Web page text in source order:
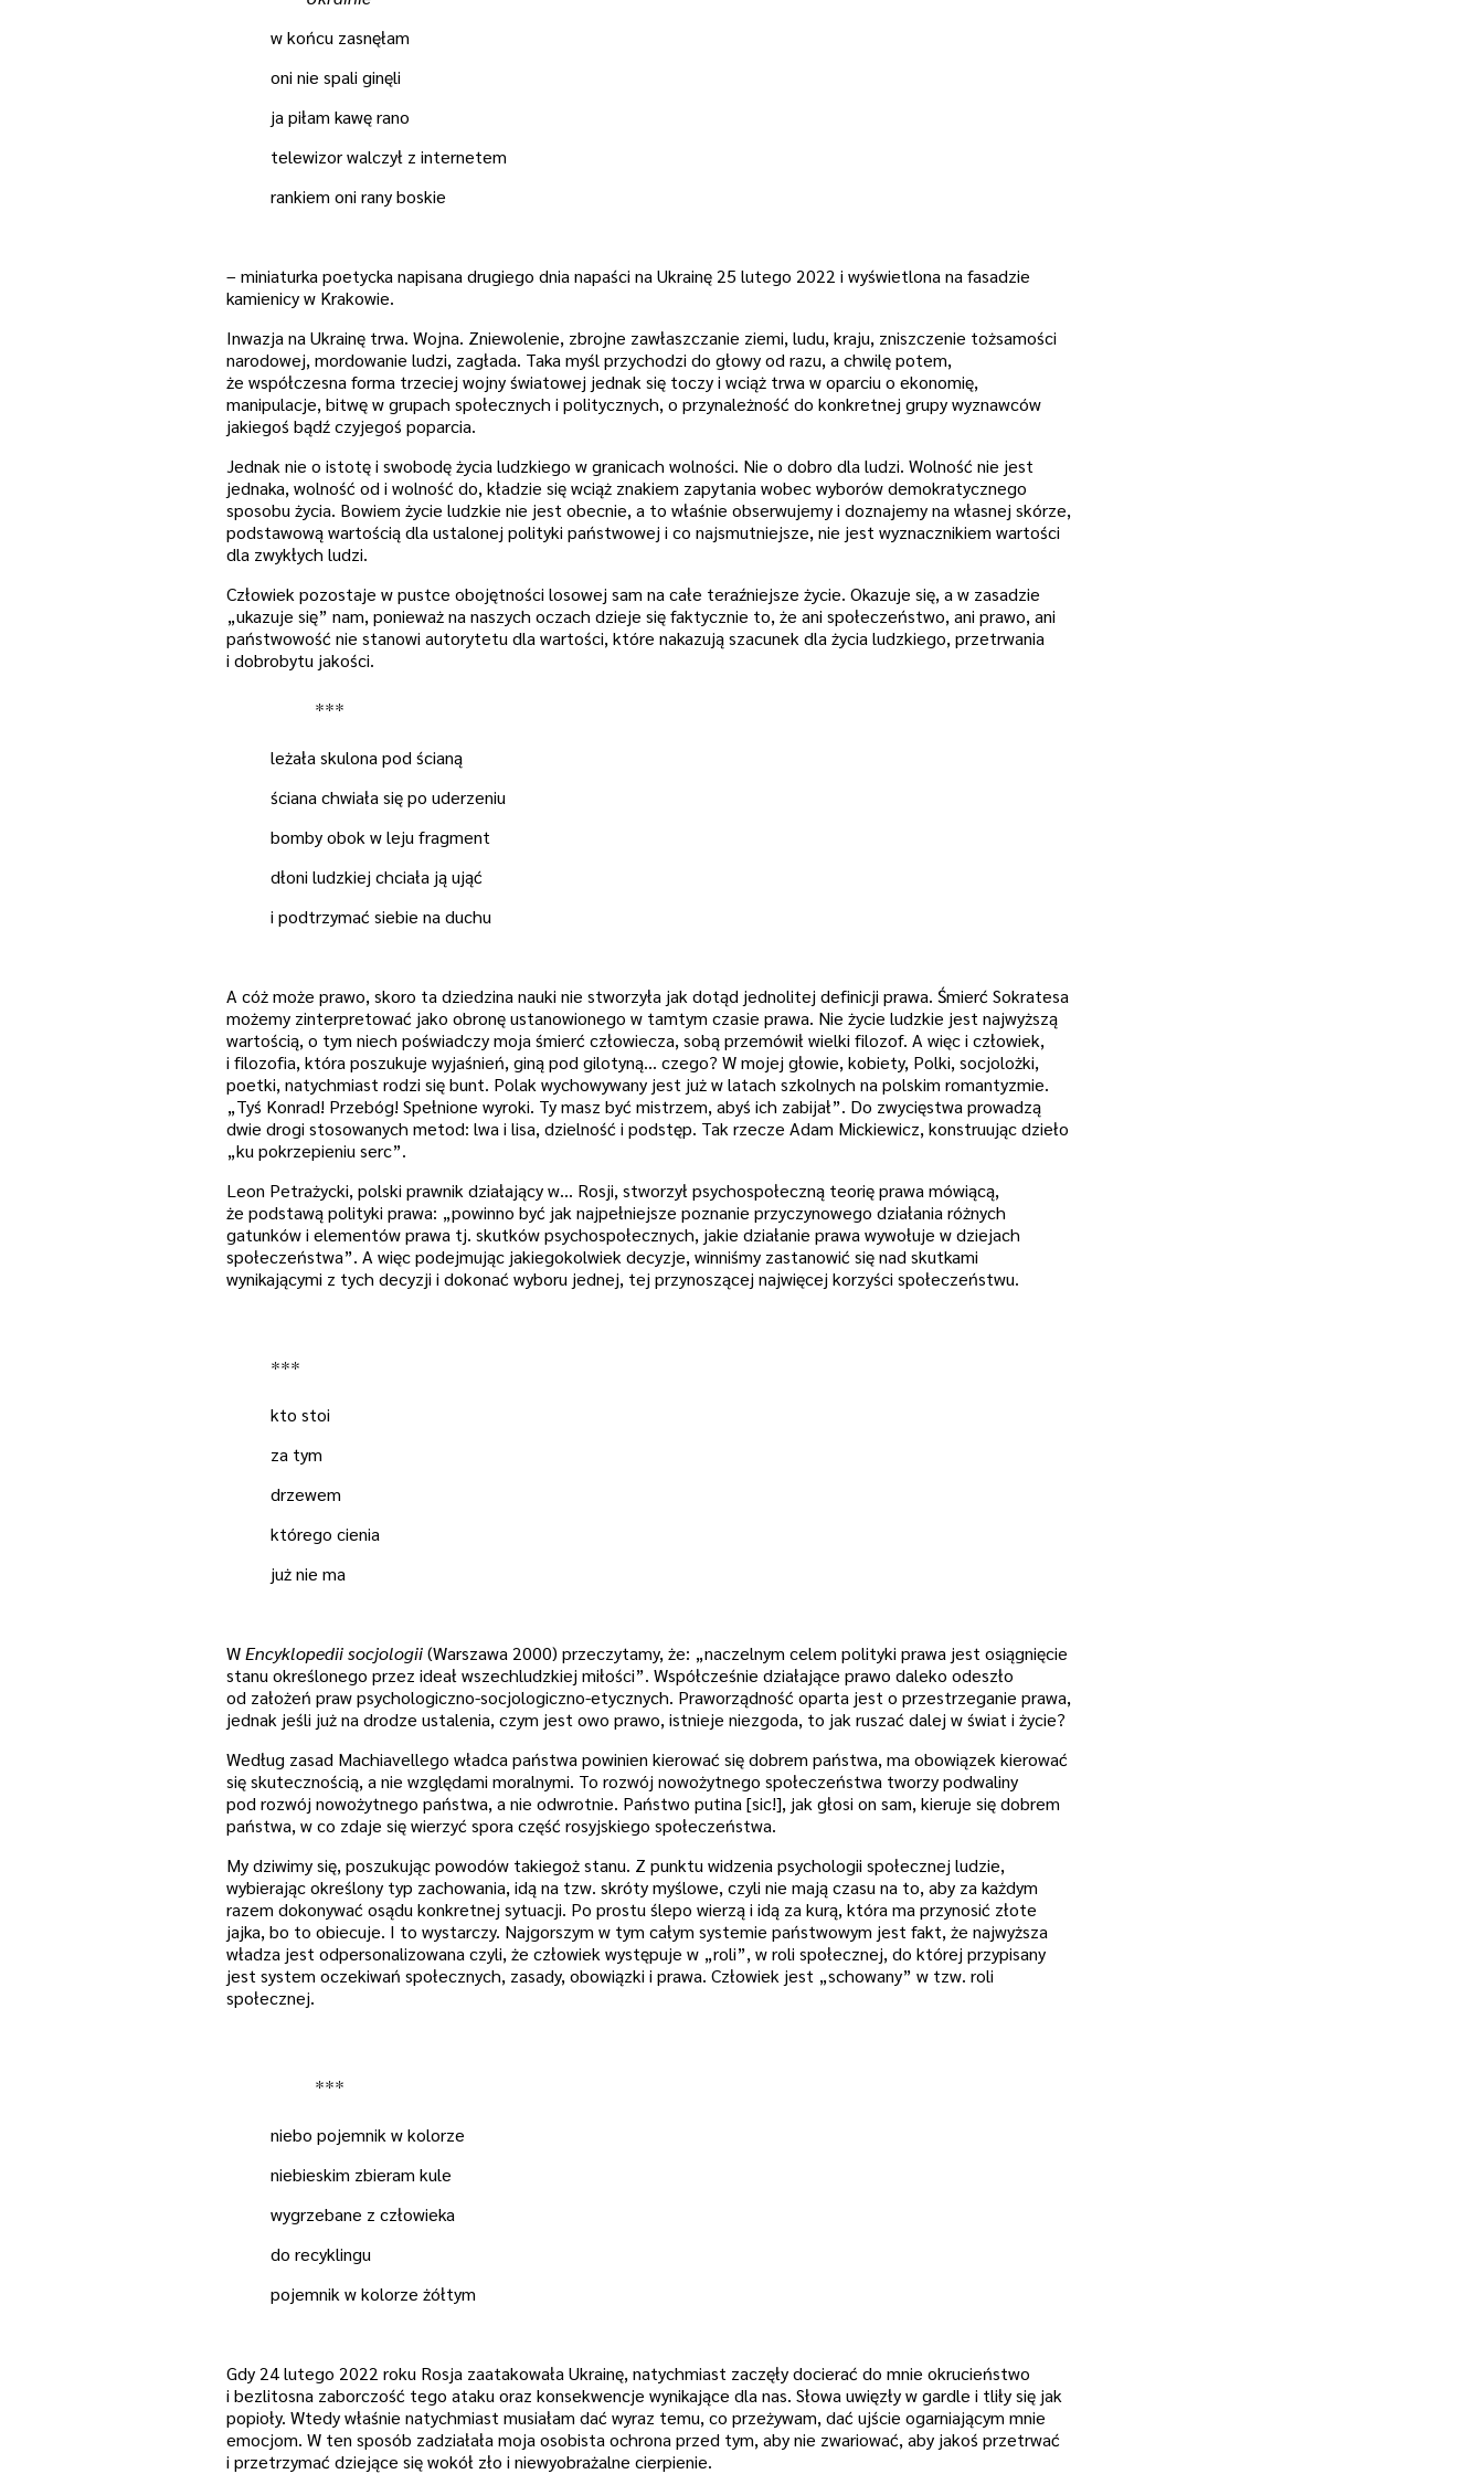
w końcu zasnęłam
oni nie spali ginęli
ja piłam kawę rano
telewizor walczył z internetem
rankiem oni rany boskie
– miniaturka poetycka napisana drugiego dnia napaści na Ukrainę 25 lutego 2022 i wyświetlona na fasadzie
kamienicy w Krakowie.
Inwazja na Ukrainę trwa. Wojna. Zniewolenie, zbrojne zawłaszczanie ziemi, ludu, kraju, zniszczenie tożsamości
narodowej, mordowanie ludzi, zagłada. Taka myśl przychodzi do głowy od razu, a chwilę potem,
że współczesna forma trzeciej wojny światowej jednak się toczy i wciąż trwa w oparciu o ekonomię,
manipulacje, bitwę w grupach społecznych i politycznych, o przynależność do konkretnej grupy wyznawców
jakiegoś bądź czyjegoś poparcia.
Jednak nie o istotę i swobodę życia ludzkiego w granicach wolności. Nie o dobro dla ludzi. Wolność nie jest
jednaka, wolność od i wolność do, kładzie się wciąż znakiem zapytania wobec wyborów demokratycznego
sposobu życia. Bowiem życie ludzkie nie jest obecnie, a to właśnie obserwujemy i doznajemy na własnej skórze,
podstawową wartością dla ustalonej polityki państwowej i co najsmutniejsze, nie jest wyznacznikiem wartości
dla zwykłych ludzi.
Człowiek pozostaje w pustce obojętności losowej sam na całe teraźniejsze życie. Okazuje się, a w zasadzie
„ukazuje się” nam, ponieważ na naszych oczach dzieje się faktycznie to, że ani społeczeństwo, ani prawo, ani
państwowość nie stanowi autorytetu dla wartości, które nakazują szacunek dla życia ludzkiego, przetrwania
i dobrobytu jakości.
***
leżała skulona pod ścianą
ściana chwiała się po uderzeniu
bomby obok w leju fragment
dłoni ludzkiej chciała ją ująć
i podtrzymać siebie na duchu
A cóż może prawo, skoro ta dziedzina nauki nie stworzyła jak dotąd jednolitej definicji prawa. Śmierć Sokratesa
możemy zinterpretować jako obronę ustanowionego w tamtym czasie prawa. Nie życie ludzkie jest najwyższą
wartością, o tym niech poświadczy moja śmierć człowiecza, sobą przemówił wielki filozof. A więc i człowiek,
i filozofia, która poszukuje wyjaśnień, giną pod gilotyną… czego? W mojej głowie, kobiety, Polki, socjolożki,
poetki, natychmiast rodzi się bunt. Polak wychowywany jest już w latach szkolnych na polskim romantyzmie.
„Tyś Konrad! Przebóg! Spełnione wyroki. Ty masz być mistrzem, abyś ich zabijał”. Do zwycięstwa prowadzą
dwie drogi stosowanych metod: lwa i lisa, dzielność i podstęp. Tak rzecze Adam Mickiewicz, konstruując dzieło
„ku pokrzepieniu serc”.
Leon Petrażycki, polski prawnik działający w… Rosji, stworzył psychospołeczną teorię prawa mówiącą,
że podstawą polityki prawa: „powinno być jak najpełniejsze poznanie przyczynowego działania różnych
gatunków i elementów prawa tj. skutków psychospołecznych, jakie działanie prawa wywołuje w dziejach
społeczeństwa”. A więc podejmując jakiegokolwiek decyzje, winniśmy zastanowić się nad skutkami
wynikającymi z tych decyzji i dokonać wyboru jednej, tej przynoszącej najwięcej korzyści społeczeństwu.
***
kto stoi
za tym
drzewem
którego cienia
już nie ma
WEncyklopedii socjologii(Warszawa 2000) przeczytamy, że: „naczelnym celem polityki prawa jest osiągnięcie
stanu określonego przez ideał wszechludzkiej miłości”. Współcześnie działające prawo daleko odeszło
od założeń praw psychologiczno-socjologiczno-etycznych. Praworządność oparta jest o przestrzeganie prawa,
jednak jeśli już na drodze ustalenia, czym jest owo prawo, istnieje niezgoda, to jak ruszać dalej w świat i życie?
Według zasad Machiavellego władca państwa powinien kierować się dobrem państwa, ma obowiązek kierować
się skutecznością, a nie względami moralnymi. To rozwój nowożytnego społeczeństwa tworzy podwaliny
pod rozwój nowożytnego państwa, a nie odwrotnie. Państwo putina [sic!], jak głosi on sam, kieruje się dobrem
państwa, w co zdaje się wierzyć spora część rosyjskiego społeczeństwa.
My dziwimy się, poszukując powodów takiegoż stanu. Z punktu widzenia psychologii społecznej ludzie,
wybierając określony typ zachowania, idą na tzw. skróty myślowe, czyli nie mają czasu na to, aby za każdym
razem dokonywać osądu konkretnej sytuacji. Po prostu ślepo wierzą i idą za kurą, która ma przynosić złote
jajka, bo to obiecuje. I to wystarczy. Najgorszym w tym całym systemie państwowym jest fakt, że najwyższa
władza jest odpersonalizowana czyli, że człowiek występuje w „roli”, w roli społecznej, do której przypisany
jest system oczekiwań społecznych, zasady, obowiązki i prawa. Człowiek jest „schowany” w tzw. roli
społecznej.
***
niebo pojemnik w kolorze
niebieskim zbieram kule
wygrzebane z człowieka
do recyklingu
pojemnik w kolorze żółtym
Gdy 24 lutego 2022 roku Rosja zaatakowała Ukrainę, natychmiast zaczęły docierać do mnie okrucieństwo
i bezlitosna zaborczość tego ataku oraz konsekwencje wynikające dla nas. Słowa uwięzły w gardle i tliły się jak
popioły. Wtedy właśnie natychmiast musiałam dać wyraz temu, co przeżywam, dać ujście ogarniającym mnie
emocjom. W ten sposób zadziałała moja osobista ochrona przed tym, aby nie zwariować, aby jakoś przetrwać
i przetrzymać dziejące się wokół zło i niewyobrażalne cierpienie.